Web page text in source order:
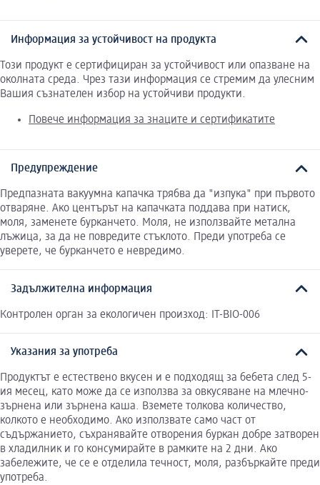
Информация за устойчивост на продукта
Този продукт е сертифициран за устойчивост или опазване на
околната среда. Чрез тази информация се стремим да улесним
Вашия съзнателен избор на устойчиви продукти.
Повече информация за знаците и сертификатите
Предупреждение
Предпазната вакуумна капачка трябва да "изпука" при първото
отваряне. Ако центърът на капачката поддава при натиск,
моля, заменете бурканчето. Моля, не използвайте метална
лъжица, за да не повредите стъклото. Преди употреба се
уверете, че бурканчето е невредимо.
Задължителна информация
Контролен орган за екологичен произход: IT-BIO-006
Указания за употреба
Продуктът е естествено вкусен и е подходящ за бебета след 5-
ия месец, като може да се използва за овкусяване на млечно-
зърнена или зърнена каша. Вземете толкова количество,
колкото е необходимо. Ако използвате само част от
съдържанието, съхранявайте отворения буркан добре затворен
в хладилник и го консумирайте в рамките на 2 дни. Ако
забележите, че се е отделила течност, моля, разбъркайте преди
употреба.